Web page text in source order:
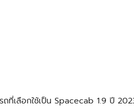
ถที่เลือกใช้เป็น Spacecab 1.9 ปี